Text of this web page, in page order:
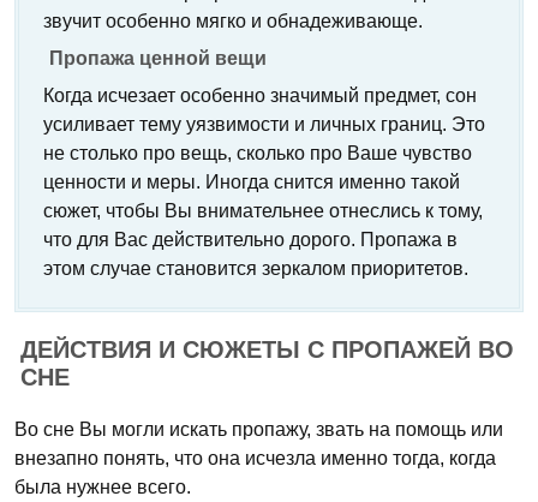
звучит особенно мягко и обнадеживающе.
Пропажа ценной вещи
Когда исчезает особенно значимый предмет, сон
усиливает тему уязвимости и личных границ. Это
не столько про вещь, сколько про Ваше чувство
ценности и меры. Иногда снится именно такой
сюжет, чтобы Вы внимательнее отнеслись к тому,
что для Вас действительно дорого. Пропажа в
этом случае становится зеркалом приоритетов.
ДЕЙСТВИЯ И СЮЖЕТЫ С ПРОПАЖЕЙ ВО
СНЕ
Во сне Вы могли искать пропажу, звать на помощь или
внезапно понять, что она исчезла именно тогда, когда
была нужнее всего.